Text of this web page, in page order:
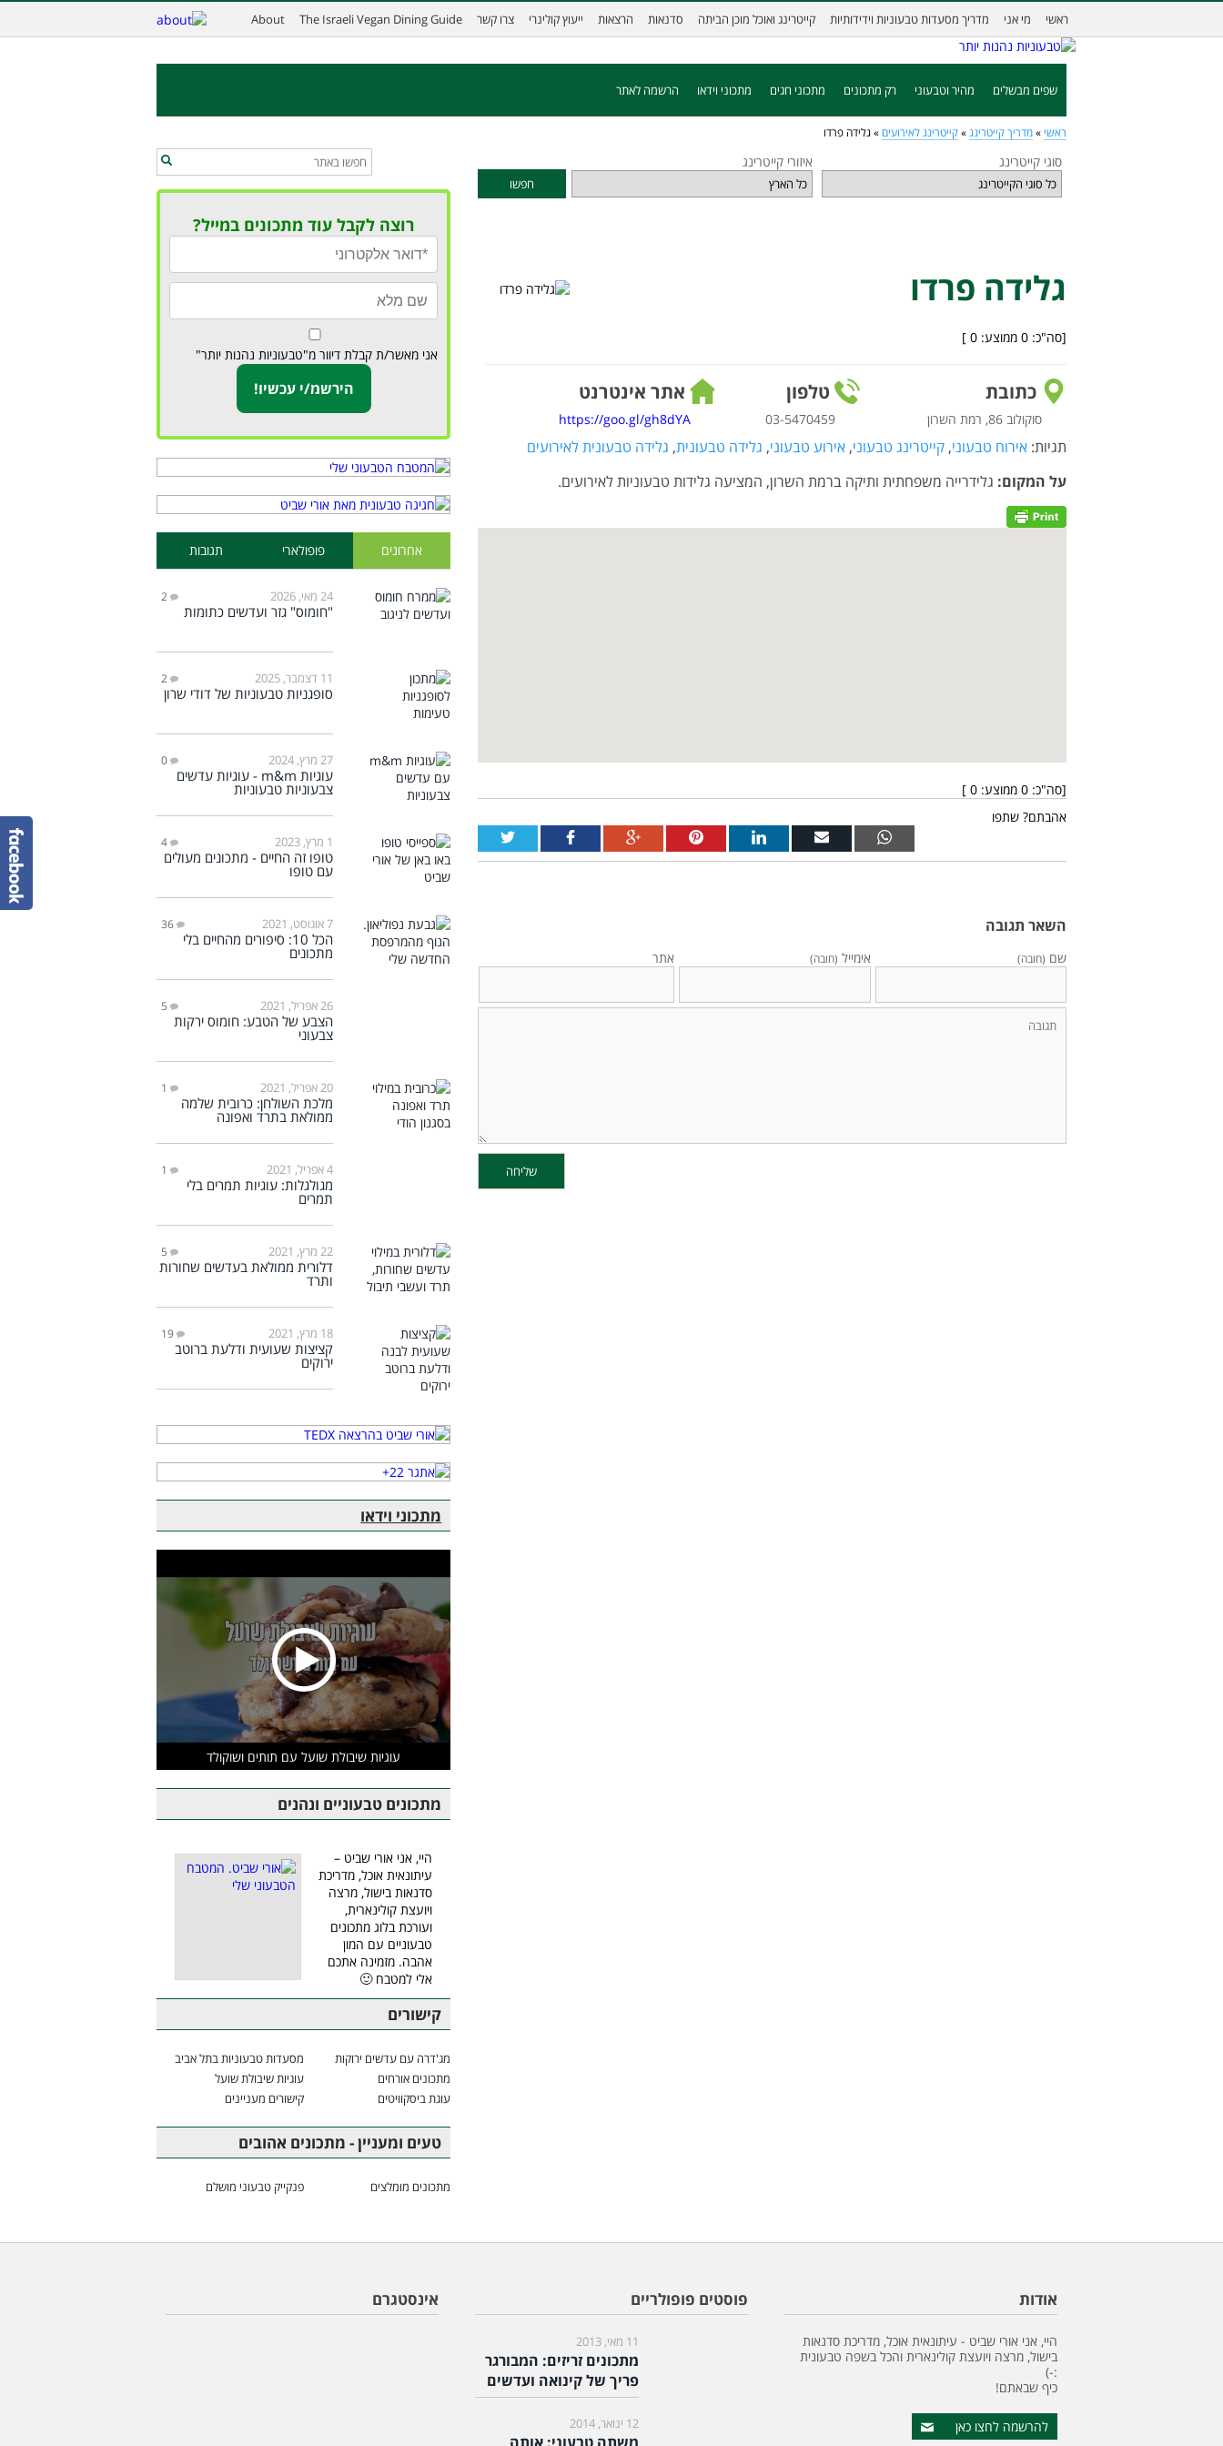
ראשי מי אני מדריך מסעדות טבעוניות וידידותיות קייטרינג ואוכל מוכן הביתה סדנאות הרצאות ייעוץ קולינרי צרו קשר The Israeli Vegan Dining Guide
About
שפים מבשלים מהיר וטבעוני רק מתכונים מתכוני חגים מתכוני וידאו הרשמה לאתר
ראשי » מדריך קייטרינג » קייטרינג לאירועים » גלידה פרדו
סוגי קייטרינג איזורי קייטרינג
חפשו
גלידה פרדו
[סה"כ: 0 ממוצע: 0
]
כתובת
סוקולוב 86, רמת השרון
טלפון
03-5470459
אתר אינטרנט
https://goo.gl/gh8dYA
תגיות: אירוח טבעוני, קייטרינג טבעוני, אירוע טבעוני, גלידה טבעונית, גלידה טבעונית לאירועים
על המקום: גלידרייה משפחתית ותיקה ברמת השרון, המציעה גלידות טבעוניות לאירועים.
[סה"כ: 0 ממוצע: 0
]
אהבתם? שתפו
השאר תגובה
שם (חובה) אימייל (חובה) אתר
רוצה לקבל עוד מתכונים במייל?
אני מאשר/ת קבלת דיוור מ"טבעוניות נהנות יותר"
אחרונים פופולארי תגובות
24 מאי, 2026 2
"חומוס" גזר ועדשים כתומות
11 דצמבר, 2025 2
סופגניות טבעוניות של דודי שרון
27 מרץ, 2024 0
עוגיות m&m - עוגיות עדשים
צבעוניות טבעוניות
1 מרץ, 2023 4
טופו זה החיים - מתכונים מעולים
עם טופו
7 אוגוסט, 2021 36
הכל 10: סיפורים מהחיים בלי
מתכונים
26 אפריל, 2021 5
הצבע של הטבע: חומוס ירקות
צבעוני
20 אפריל, 2021 1
מלכת השולחן: כרובית שלמה
ממולאת בתרד ואפונה
4 אפריל, 2021 1
מגולגלות: עוגיות תמרים בלי
תמרים
22 מרץ, 2021 5
דלורית ממולאת בעדשים שחורות
ותרד
18 מרץ, 2021 19
קציצות שעועית ודלעת ברוטב
ירוקים
מתכוני וידאו
עוגיות שיבולת שועל עם תותים ושוקולד
מתכונים טבעוניים ונהנים
היי, אני אורי שביט –
עיתונאית אוכל, מדריכת
סדנאות בישול, מרצה
ויועצת קולינארית,
ועורכת בלוג מתכונים
טבעוניים עם המון
אהבה. מזמינה אתכם
אלי למטבח 🙂
קישורים
מג'דרה עם עדשים ירוקות
מסעדות טבעוניות בתל אביב
מתכונים אורחים
עוגיות שיבולת שועל
עוגת ביסקוויטים
קישורים מעניינים
טעים ומעניין - מתכונים אהובים
מתכונים מומלצים פנקייק טבעוני מושלם
אודות
היי, אני אורי שביט - עיתונאית אוכל, מדריכת סדנאות
בישול, מרצה ויועצת קולינארית והכל בשפה טבעונית
:-)
כיף שבאתם!
להרשמה לחצו כאן
פוסטים פופולריים
11 מאי, 2013
מתכונים זריזים: המבורגר
פריך של קינואה ועדשים
12 ינואר, 2014
אינסטגרם